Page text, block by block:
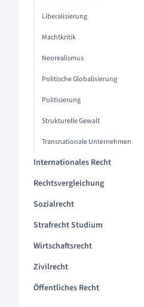
Liberalisierung
Machtkritik
Neorealismus
Politische Globalisierung
Politisierung
Strukturelle Gewalt
Transnationale Unternehmen
Internationales Recht
Rechtsvergleichung
Sozialrecht
Strafrecht Studium
Wirtschaftsrecht
Zivilrecht
Öffentliches Recht